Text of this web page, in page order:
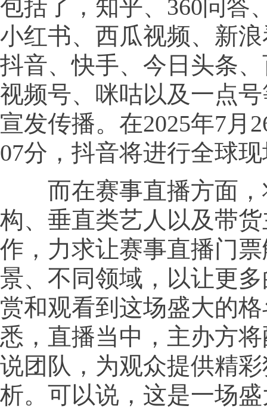
包括了，知乎、360问答
小红书、西瓜视频、新
抖音、快手、今日头条
视频号、咪咕以及一点
宣发传播。在2025年7月
07分，抖音将进行全球
而在赛事直播方面，
构、垂直类艺人以及带
作，力求让赛事直播门
景、不同领域，以让更
赏和观看到这场盛大的
悉，直播当中，主办方
说团队，为观众提供精
析。可以说，这是一场